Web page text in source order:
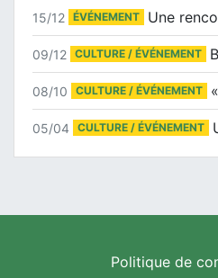
15/12 ÉVÉNEMENT
09/12 CULTURE / ÉVÉNEMENT
08/10 CULTURE / ÉVÉNEMENT
05/04 CULTURE / ÉVÉNEMENT
Politique de